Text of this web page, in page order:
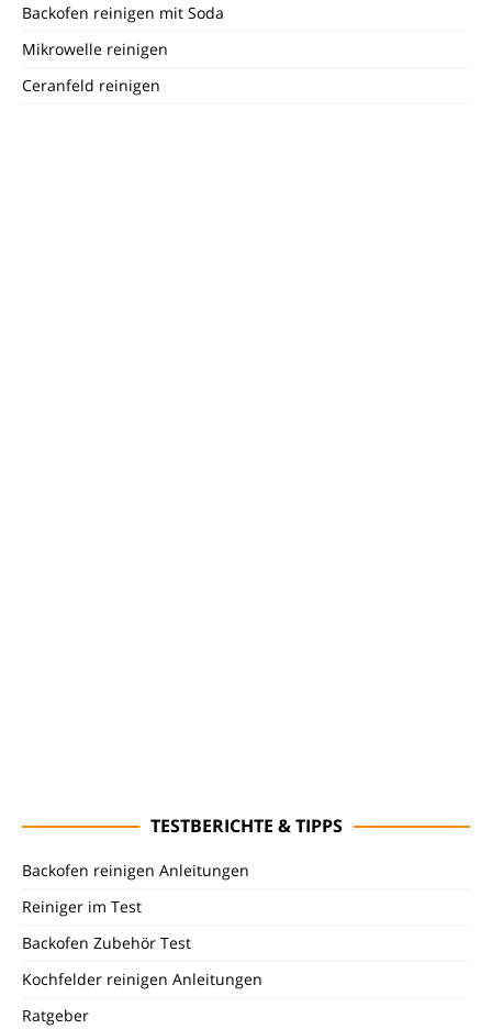
Backofen reinigen mit Soda
Mikrowelle reinigen
Ceranfeld reinigen
TESTBERICHTE & TIPPS
Backofen reinigen Anleitungen
Reiniger im Test
Backofen Zubehör Test
Kochfelder reinigen Anleitungen
Ratgeber